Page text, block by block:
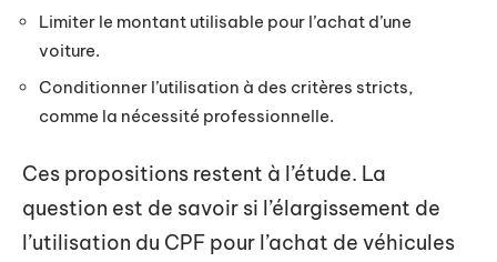
Limiter le montant utilisable pour l’achat d’une
voiture.
Conditionner l’utilisation à des critères stricts,
comme la nécessité professionnelle.
Ces propositions restent à l’étude. La
question est de savoir si l’élargissement de
l’utilisation du CPF pour l’achat de véhicules